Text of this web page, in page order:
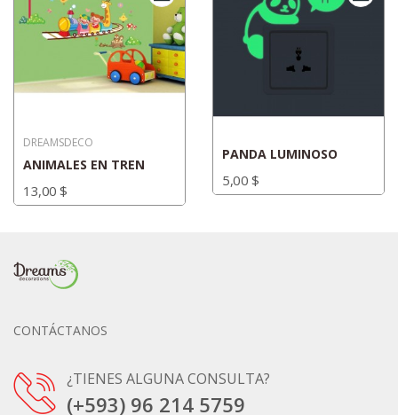
DREAMSDECO
ANIMALES EN TREN
13,00 $
PANDA LUMINOSO
5,00 $
CONTÁCTANOS
¿TIENES ALGUNA CONSULTA?
(+593) 96 214 5759